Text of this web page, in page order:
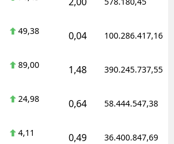
49,38 0,04 100.286.417,16
89,00 1,48 390.245.737,55
24,98 0,64 58.444.547,38
4,11 0,49 36.400.847,69